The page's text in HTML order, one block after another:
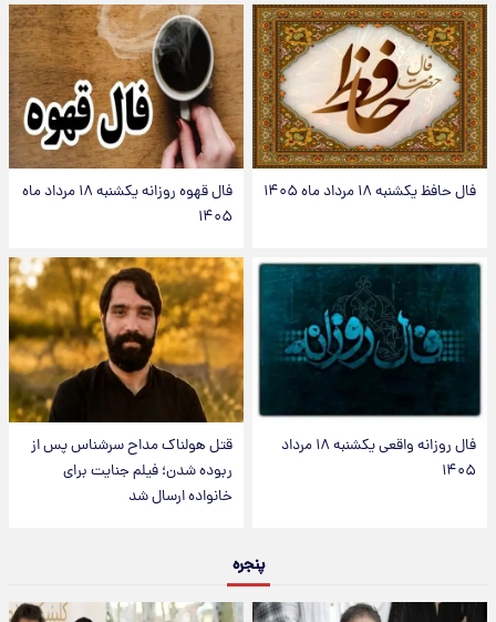
فال حافظ یکشنبه ۱۸ مرداد ماه ۱۴۰۵
فال قهوه روزانه یکشنبه ۱۸ مرداد ماه
۱۴۰۵
فال روزانه واقعی یکشنبه ۱۸ مرداد
۱۴۰۵
قتل هولناک مداح سرشناس پس از
ربوده شدن؛ فیلم جنایت برای
خانواده ارسال شد
پنجره